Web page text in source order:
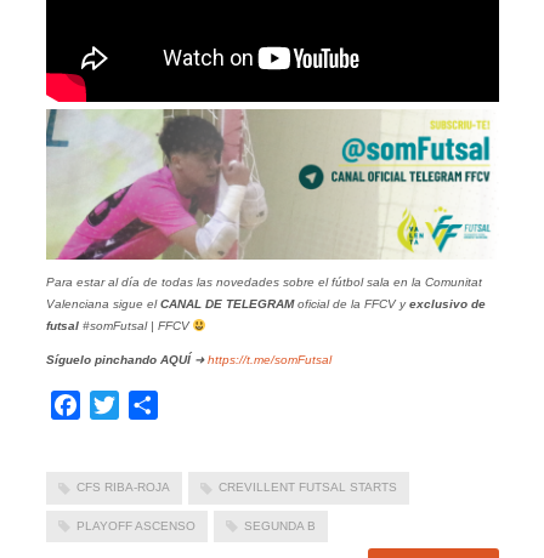
Para estar al día de todas las novedades sobre el fútbol sala en la Comunitat
Valenciana sigue elCANAL DE TELEGRAMoficial de la FFCV yexclusivo de
futsal#somFutsal | FFCV
Síguelo pinchando AQUÍ➜https://t.me/somFutsal
Facebook
Twitter
CFS RIBA-ROJA CREVILLENT FUTSAL STARTS
PLAYOFF ASCENSO SEGUNDA B